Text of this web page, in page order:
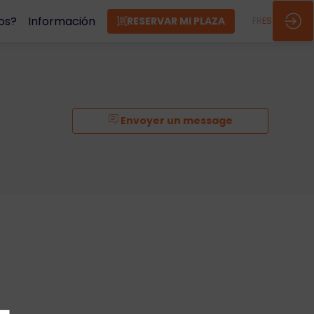
Información RESERVAR MI PLAZA ES
Envoyer un message